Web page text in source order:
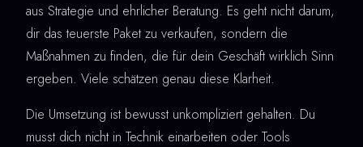
aus Strategie und ehrlicher Beratung. Es geht nicht darum,
dir das teuerste Paket zu verkaufen, sondern die
Maßnahmen zu finden, die für dein Geschäft wirklich Sinn
ergeben. Viele schätzen genau diese Klarheit.
Die Umsetzung ist bewusst unkompliziert gehalten. Du
musst dich nicht in Technik einarbeiten oder Tools